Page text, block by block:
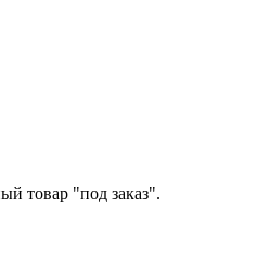
товар "под заказ".